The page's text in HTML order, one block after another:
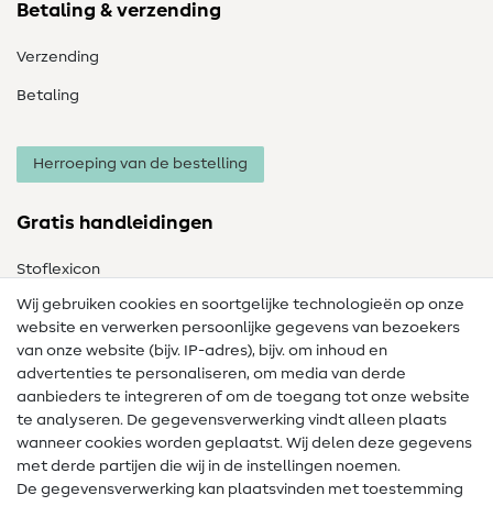
Betaling & verzending
Verzending
Betaling
Herroeping van de bestelling
Gratis handleidingen
Stoflexicon
Naailexicon
Gratis Naaipatronen
Hulp & contact
Contact
Wijziging van eigenaar
Wij gebruiken cookies en soortgelijke technologieën op onze
website en verwerken persoonlijke gegevens van bezoekers
van onze website (bijv. IP-adres), bijv. om inhoud en
advertenties te personaliseren, om media van derde
aanbieders te integreren of om de toegang tot onze website
te analyseren. De gegevensverwerking vindt alleen plaats
wanneer cookies worden geplaatst. Wij delen deze gegevens
met derde partijen die wij in de instellingen noemen.
De gegevensverwerking kan plaatsvinden met toestemming